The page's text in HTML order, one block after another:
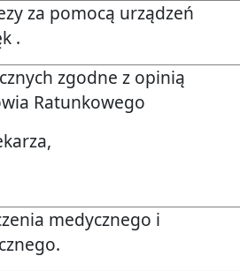
za pomocą urządzeń
.
zgodne z opinią
Ratunkowego
medycznego i